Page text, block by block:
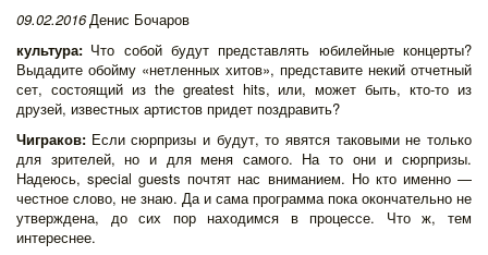
09.02.2016Денис Бочаров
культура:Что собой будут представлять юбилейные концерты?
Выдадите обойму «нетленных хитов», представите некий отчетный
сет, состоящий из the greatest hits, или, может быть, кто-то из
друзей, известных артистов придет поздравить?
Чиграков:Если сюрпризы и будут, то явятся таковыми не только
для зрителей, но и для меня самого. На то они и сюрпризы.
Надеюсь, special guests почтят нас вниманием. Но кто именно —
честное слово, не знаю. Да и сама программа пока окончательно не
утверждена, до сих пор находимся в процессе. Что ж, тем
интереснее.